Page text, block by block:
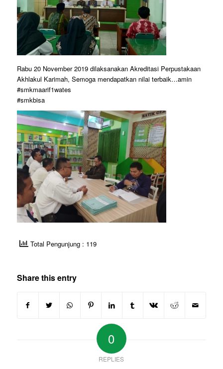
Rabu 20 November 2019 dilaksanakan Akreditasi Perpustakaan
Akhlakul Karimah, Semoga mendapatkan nilai terbaik…amin
#smkmaarif1wates
#smkbisa
Total Pengunjung : 119
Share this entry
0
REPLIES